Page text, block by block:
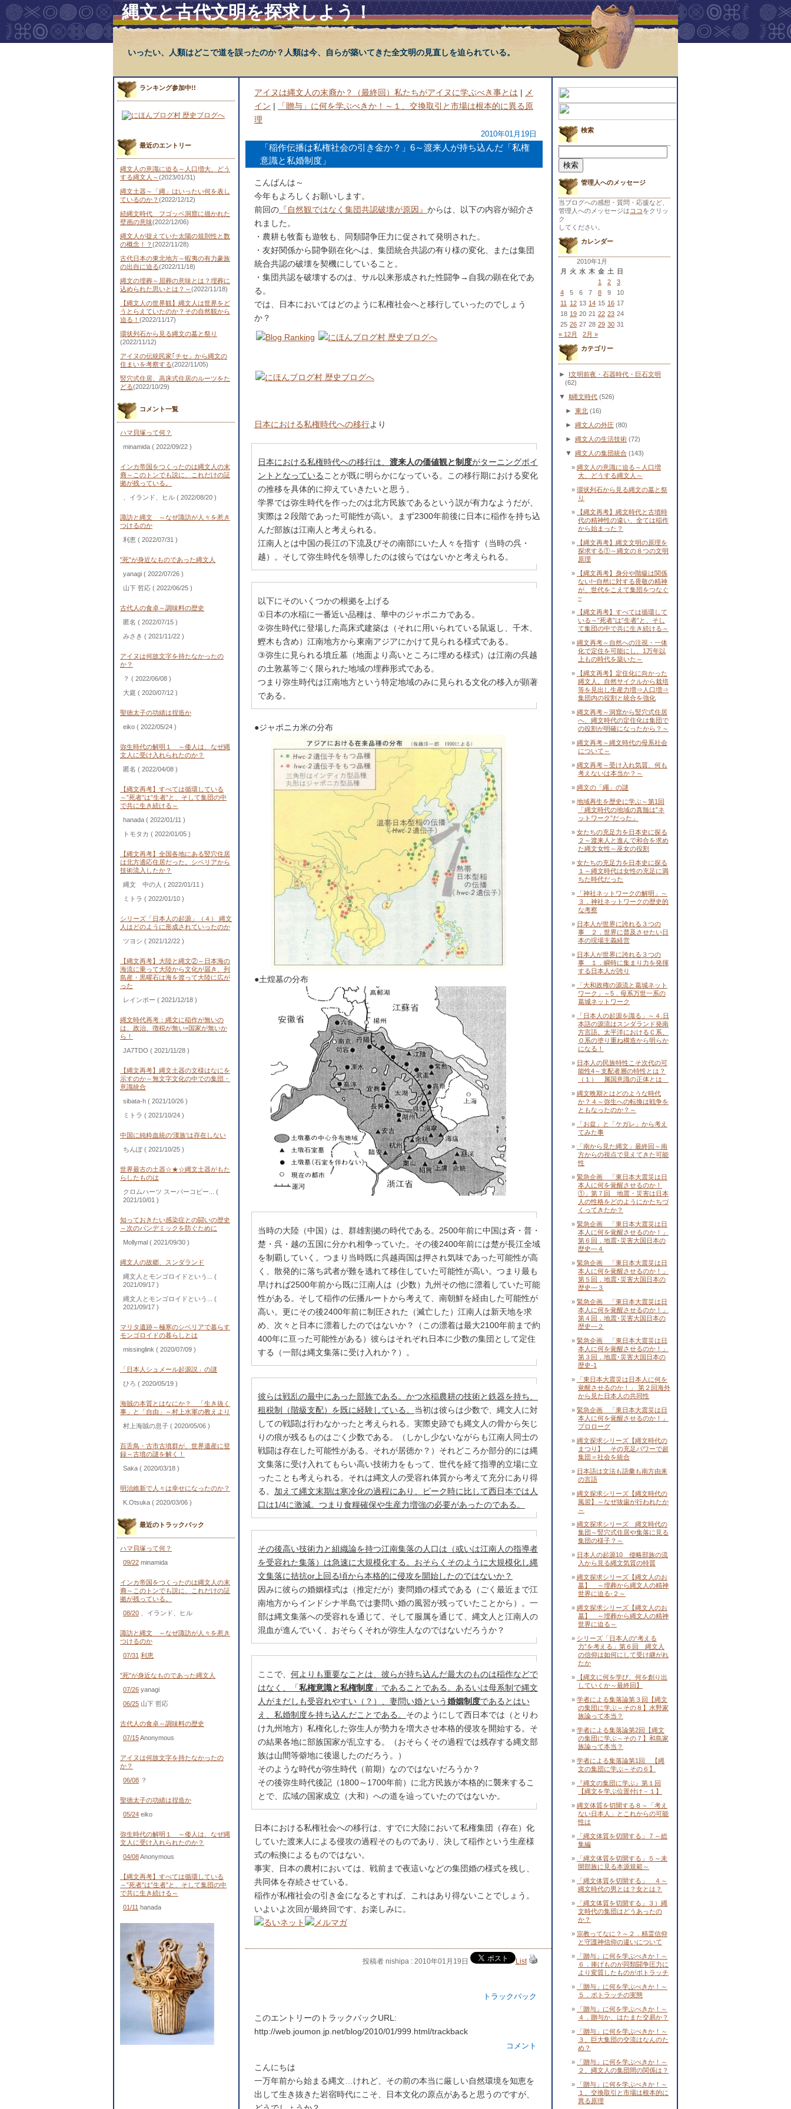
縄文と古代文明を探求しよう！
いったい、人類はどこで道を誤ったのか？人類は今、自らが築いてきた全文明の見直しを迫られている。
ランキング参加中!!
最近のエントリー
縄文人の意識に迫る～人口増大、どう
する縄文人～(2023/01/31)
縄文土器～「縄」はいったい何を表し
ているのか？ (2022/12/12)
続縄文時代 フゴッペ洞窟に描かれた
壁画の意味(2022/12/06)
縄文人が捉えていた太陽の規則性と数
の概念！？ (2022/11/28)
古代日本の東北地方～蝦夷の有力豪族
の出自に迫る(2022/11/18)
縄文の埋葬～屈葬の意味とは？埋葬に
込められた思いとは？～(2022/11/18)
【縄文人の世界観】縄文人は世界をど
うとらえていたのか？その自然観から
迫る！ (2022/11/17)
環状列石から見る縄文の墓と祭り
(2022/11/12)
アイヌの伝統民家｢チセ」から縄文の
住まいを考察する(2022/11/05)
竪穴式住居、高床式住居のルーツをた
どる(2022/10/29)
コメント一覧
ハマ貝塚って何？
minamida ( 2022/09/22 )
インカ帝国をつくったのは縄文人の末
裔～このトンでも説に、これだけの証
拠が残っている。
、イランド、ヒル ( 2022/08/20 )
諏訪と縄文 ～なぜ諏訪が人々を惹き
つけるのか
利恵 ( 2022/07/31 )
"死"が身近なものであった縄文人
yanagi ( 2022/07/26 )
山下 哲応 ( 2022/06/25 )
古代人の食卓～調味料の歴史
匿名 ( 2022/07/15 )
みさき ( 2021/11/22 )
アイヌは何故文字を持たなかったの
か？
？ ( 2022/06/08 )
大庭 ( 2020/07/12 )
聖徳太子の功績は捏造か
eiko ( 2022/05/24 )
弥生時代の解明１ ～倭人は、なぜ縄
文人に受け入れられたのか？
匿名 ( 2022/04/08 )
【縄文再考】すべては循環している
～”死者”は”生者”と、そして集団の中
で共に生き続ける～
hanada ( 2022/01/11 )
トモタカ ( 2022/01/05 )
【縄文再考】全国各地にある竪穴住居
は北方適応住居だった。シベリアから
技術流入したか？
縄文 中の人 ( 2022/01/11 )
ミトラ ( 2022/01/10 )
シリーズ「日本人の起源」（４） 縄文
人はどのように形成されていったのか
ツヨシ ( 2021/12/22 )
【縄文再考】大陸と縄文②～日本海の
海流に乗って大陸から文化が届き、列
島産・黒曜石は海を渡って大陸に広が
った
レインボー ( 2021/12/18 )
縄文時代再考：縄文に稲作が無いの
は、政治、徴税が無い=国家が無いか
ら！
JA7TDO ( 2021/11/28 )
【縄文再考】縄文土器の文様はなにを
示すのか～無文字文化の中での集団・
意識統合
sibata-h ( 2021/10/26 )
ミトラ ( 2021/10/24 )
中国に純粋血統の‘漢族’は存在しない
ちんぽ( 2021/10/25 )
世界最古の土器☆★☆縄文土器がもた
らしたものは
クロムハーツ スーパーコピー... (
2021/10/01 )
知っておきたい感染症との闘いの歴史
～次のパンデミックを防ぐために
Mollymal ( 2021/09/30 )
縄文人の故郷、スンダランド
縄文人とモンゴロイドという... (
2021/09/17 )
縄文人とモンゴロイドという... (
2021/09/17 )
マリタ遺跡～極寒のシベリアで暮らす
モンゴロイドの暮らしとは
missinglink ( 2020/07/09 )
「日本人シュメール起源説」の謎
ひろ ( 2020/05/19 )
海賊の本質とはなにか？ 「生き抜く
事」と「自由」～村上水軍の教えより
村上海賊の息子 ( 2020/05/06 )
百舌鳥・古市古墳群が、世界遺産に登
録～古墳の謎を解く！
Saka ( 2020/03/18 )
明治維新で人々は幸せになったのか？
K.Otsuka ( 2020/03/06 )
最近のトラックバック
ハマ貝塚って何？
09/22 minamida
インカ帝国をつくったのは縄文人の末
裔～このトンでも説に、これだけの証
拠が残っている。
08/20
、イランド、ヒル
諏訪と縄文 ～なぜ諏訪が人々を惹き
つけるのか
07/31 利恵
"死"が身近なものであった縄文人
07/26 yanagi
06/25 山下 哲応
古代人の食卓～調味料の歴史
07/15Anonymous
アイヌは何故文字を持たなかったの
か？
06/08 ？
聖徳太子の功績は捏造か
05/24 eiko
弥生時代の解明１ ～倭人は、なぜ縄
文人に受け入れられたのか？
04/08Anonymous
【縄文再考】すべては循環している
～”死者”は”生者”と、そして集団の中
で共に生き続ける～
01/11 hanada
アイヌは縄文人の末裔か？（最終回）私たちがアイヌに学ぶべき事とは | メ
イン |
「贈与」に何を学ぶべきか！～１、交換取引と市場は根本的に異る原
理
2010年01月19日
「稲作伝播は私権社会の引き金か？」6～渡来人が持ち込んだ「私権
意識と私婚制度」
こんばんは～
今年もよろしくお願いします。
前回の 『自然観ではなく集団共認破壊が原因』 からは、以下の内容が紹介さ
れました。
・農耕も牧畜も遊牧も、同類闘争圧力に促されて発明された。
・友好関係から闘争顕在化へは、集団統合共認の有り様の変化、または集団
統合共認の破壊を契機にしていること。
・集団共認を破壊するのは、サル以来形成された性闘争→自我の顕在化であ
る。
では、日本においてはどのように私権社会へと移行していったのでしょう
か？
日本における私権時代への移行より
日本における私権時代への移行は、 渡来人の価値観と制度がターニングポイ
ントとなっている ことが既に明らかになっている。この移行期における変化
の推移を具体的に抑えていきたいと思う。
学界では弥生時代を作ったのは北方民族であるという説が有力なようだが、
実際は２段階であった可能性が高い。まず2300年前後に日本に稲作を持ち込
んだ部族は江南人と考えられる。
江南人とは中国の長江の下流及びその南部にいた人々を指す（当時の呉・
越）。そして弥生時代を領導したのは彼らではないかと考えられる。
以下にそのいくつかの根拠を上げる
①日本の水稲に一番近い品種は、華中のジャポニカである。
②弥生時代に登場した高床式建築は（それに用いられている鼠返し、千木、
鰹木も含め）江南地方から東南アジアにかけて見られる様式である。
③弥生に見られる墳丘墓（地面より高いところに埋める様式）は江南の呉越
の土敦墓等ごく限られた地域の埋葬形式である。
つまり弥生時代は江南地方という特定地域のみに見られる文化の移入が顕著
である。
●ジャポニカ米の分布
●土煌墓の分布
当時の大陸（中国）は、群雄割拠の時代である。2500年前に中国は斉・普・
楚・呉・越の五国に分かれ相争っていた。その後2400年前には楚が長江全域
を制覇していく。つまり当時既に呉越両国は押され気味であった可能性が高
く、散発的に落ち武者が難を逃れて移住していた可能性が高い。つまり最も
早ければ2500年前から既に江南人は（少数）九州その他に漂着していた可能
性がある。そして稲作の伝播ルートから考えて、南朝鮮を経由した可能性が
高い。更にその後2400年前に制圧された（滅亡した）江南人は新天地を求
め、次々と日本に漂着したのではないか？（この漂着は最大2100年前まで約
400年に亘った可能性がある）彼らはそれぞれ日本に少数の集団として定住
する（一部は縄文集落に受け入れか？）。
彼らは戦乱の最中にあった部族である。かつ水稲農耕の技術と鉄器を持ち、
租税制（階級支配）を既に経験している。 当初は彼らは少数で、縄文人に対
しての戦闘は行わなかったと考えられる。実際史跡でも縄文人の骨から矢じ
りの痕が残るものはごく少数である。（しかし少ないながらも江南人同士の
戦闘は存在した可能性がある。それが居徳か？）それどころか部分的には縄
文集落に受け入れてもらい高い技術力をもって、世代を経て指導的立場に立
ったことも考えられる。それは縄文人の受容れ体質から考えて充分にあり得
る。 加えて縄文末期は寒冷化の過程にあり、ピーク時に比して西日本では人
口は1/4に激減。つまり食糧確保や生産力増強の必要があったのである。
その後高い技術力と組織論を持つ江南集落の人口は（或いは江南人の指導者
を受容れた集落）は急速に大規模化する。おそらくそのように大規模化し縄
文集落に拮抗or上回る頃から本格的に侵攻を開始したのではないか？
因みに彼らの婚姻様式は（推定だが）妻問婚の様式である（ごく最近まで江
南地方からインドシナ半島では妻問い婚の風習が残っていたことから）。一
部は縄文集落への受容れを通じて、そして服属を通じて、縄文人と江南人の
混血が進んでいく、おそらくそれが弥生人なのではないだろうか？
ここで、 何よりも重要なことは、彼らが持ち込んだ最大のものは稲作などで
はなく、「私権意識と私権制度 」であることである。あるいは母系制で縄文
人がまだしも受容れやすい（？）、妻問い婚という婚姻制度であるとはい
え、私婚制度を持ち込んだことである。 そのようにして西日本では（とりわ
け九州地方）私権化した弥生人が勢力を増大させ本格的侵攻を開始する。そ
の結果各地に部族国家が乱立する。（おそらくその過程では残存する縄文部
族は山間等僻地に後退したのだろう。）
そのような時代が弥生時代（前期）なのではないだろうか？
その後弥生時代後記（1800～1700年前）に北方民族が本格的に襲来するこ
とで、広域の国家成立（大和）への道を辿っていたのではないか。
日本における私権社会への移行は、すでに大陸において私権集団（存在）化
していた渡来人による侵攻の過程そのものであり、決して稲作という生産様
式の転換によるものではない。
事実、日本の農村においては、戦前まで夜這いなどの集団婚の様式を残し、
共同体を存続させている。
稲作が私権社会の引き金になるとすれば、これはあり得ないことでしょう。
いよいよ次回が最終回です、お楽しみに。
投稿者 nishipa : 2010年01月19日 List
トラックバック
このエントリーのトラックバックURL:
http://web.joumon.jp.net/blog/2010/01/999.html/trackback
コメント
こんにちは
一万年前から始まる縄文…けれど、その前の本当に厳しい自然環境を知恵を
出して生き抜きた岩宿時代にこそ、日本文化の原点があると思うのですが、
検索
索:
管理人へのメッセージ
当ブログへの感想・質問・応援など、
管理人へのメッセージは ココ をクリッ
ク
してください。
カレンダー
2010年1月
月
火 水 木 金 土
日
1
2
3
4
5 6 7 8 9
10
11
12 13 14 15 16 17
18 19 20 21 22 23 24
25 26 27 28 29 30 31
« 12月
2月 »
カテゴリー
►
Ⅰ文明前夜・石器時代・巨石文明
(62)
▼ Ⅱ縄文時代 (526)
► 東北 (16)
► 縄文人の外圧 (80)
► 縄文人の生活技術 (72)
▼ 縄文人の集団統合 (143)
縄文人の意識に迫る～人口増
大、どうする縄文人～
環状列石から見る縄文の墓と祭
り
【縄文再考】縄文時代と古墳時
代の精神性の違い、全ては稲作
から始まった？
【縄文再考】縄文文明の原理を
探求する①～縄文の８つの文明
原理
【縄文再考】身分や階級は関係
ない!~自然に対する畏敬の精神
が、世代をこえて集団をつなぐ
~
【縄文再考】すべては循環して
いる～”死者”は”生者”と、そし
て集団の中で共に生き続ける～
縄文再考～自然への注視・一体
化で定住を可能にし、1万年以
上もの時代を築いた～
【縄文再考】定住化に向かった
縄文人。自然サイクルから栽培
等を見出し生産力増⇒人口増⇒
集団内の役割と統合を強化
縄文再考～洞窟から竪穴式住居
へ、縄文時代の定住化は集団で
の役割が明確になったから？～
縄文再考～縄文時代の母系社会
について～
縄文再考～受け入れ気質、何も
考えないは本当か？～
縄文の「繩」の謎
地域再生を歴史に学ぶ～第1回
「縄文時代の地域の真髄は”ネ
ットワーク”だった」
女たちの充足力を日本史に探る
２～渡来人と進んで和合を求め
た縄文女性～巫女の役割
女たちの充足力を日本史に探る
１～縄文時代は女性の充足に満
ちた時代だった
「神社ネットワークの解明」～
３．神社ネットワークの歴史的
な考察
日本人が世界に誇れる３つの
事 ２．世界に普及させたい日
本の現場主義経営
日本人が世界に誇れる３つの
事 １．瞬時に集まり力を発揮
する日本人が誇り
「大和政権の源流と葛城ネット
ワーク」～5．母系万世一系の
葛城ネットワーク
「日本人の起源を識る」～４.日
本語の源流はスンダランド発南
方言語。太平洋におけるＣ系、
Ｏ系の塗り重ね構造から明らか
になる！
日本人の民族特性こそ次代の可
能性4～支配者層の特性とは？
（１） 属国意識の正体とは
縄文晩期とはどのような時代
か？４～弥生への転換は戦争を
ともなったのか？～
「お盆」と「ケガレ」から考え
てみた事
「南から見た縄文」最終回～南
方からの視点で見えてきた可能
性
緊急企画 「東日本大震災は日
本人に何を覚醒させるのか！
①」第７回 地震・災害は日本
人の性格をどのようにかたちづ
くってきたか？
緊急企画 「東日本大震災は日
本人に何を覚醒させるのか！」
第６回．地震･災害大国日本の
歴史―４
緊急企画 「東日本大震災は日
本人に何を覚醒させるのか！」
第５回．地震･災害大国日本の
歴史―３
緊急企画 「東日本大震災は日
本人に何を覚醒させるのか！」
第４回．地震･災害大国日本の
歴史―２
緊急企画 「東日本大震災は日
本人に何を覚醒させるのか！」
第３回．地震･災害大国日本の
歴史-1
「東日本大震災は日本人に何を
覚醒させるのか！」 第２回海外
から見た日本人の共同性
緊急企画 「東日本大震災は日
本人に何を覚醒させるのか！」
プロローグ
縄文探求シリーズ【縄文時代の
まつり】 その充足パワーで超
集団＝社会を統合
日本語は文法も語彙も南方由来
の言語
縄文探求シリーズ【縄文時代の
風習】～なぜ抜歯が行われたか
～
縄文探求シリーズ 縄文時代の
集団～竪穴式住居や集落に見る
集団の様子？～
日本人の起源10 侵略部族の流
入から見る縄文気質の特質
縄文探求シリーズ【縄文人のお
墓】 ～埋葬から縄文人の精神
世界に迫る-２～
縄文探求シリーズ【縄文人のお
墓】 ～埋葬から縄文人の精神
世界に迫る～
シリーズ「日本人の“考える
力”を考える」第６回 縄文人
の信仰は如何にして受け継がれ
たか
【縄文に何を学び、何を創り出
していくか～最終回】
学者による集落論第３回【縄文
の集団に学ぶ～その８】水野家
族論って本当？
学者による集落論第2回【縄文
の集団に学ぶ～その７】和島家
族論って本当？
学者による集落論第1回 【縄
文の集団に学ぶ～その６】
『縄文の集団に学ぶ』第１回
【縄文を学ぶ位置付け－１】
縄文体質を切開する８～「考え
ない日本人」とこれからの可能
性は
「縄文体質を切開する」７～総
集編
「縄文体質を切開する」５～未
開部族に見る本源規範～
「縄文体質を切開する」 ４～
縄文時代の男とは？女とは？
「縄文体質を切開する」３）縄
文時代の集団はどうあったの
か？
宗教ってなに？～２．精霊信仰
と守護神信仰の違いについて
「贈与」に何を学ぶべきか！～
６．捧げものが同類闘争圧力に
より変質したものがポトラッチ
「贈与」に何を学ぶべきか！～
５．ポトラッチの実態
「贈与」に何を学ぶべきか！～
４．贈与か、はたまた交易か？
「贈与」に何を学ぶべきか！～
３、巨大集団の交流はなんのた
め？
「贈与」に何を学ぶべきか！～
２、縄文人の集団間の関係は？
「贈与」に何を学ぶべきか！～
１、交換取引と市場は根本的に
異る原理